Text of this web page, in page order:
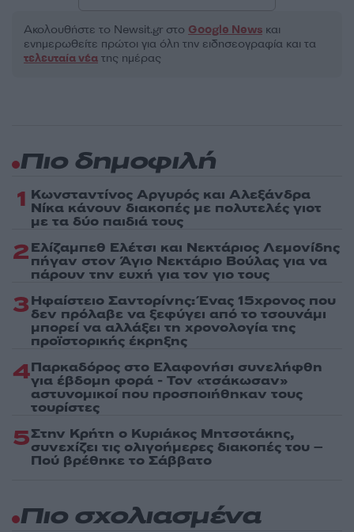
Ακολουθήστε το Νewsit.gr στο Google News και
ενημερωθείτε πρώτοι για όλη την ειδησεογραφία και τα
τελευταία νέα της ημέρας
Πιο δημοφιλή
1 Κωνσταντίνος Αργυρός και Αλεξάνδρα
Νίκα κάνουν διακοπές με πολυτελές γιοτ
με τα δύο παιδιά τους
2Ελίζαμπεθ Ελέτσι και Νεκτάριος Λεμονίδης
πήγαν στον Άγιο Νεκτάριο Βούλας για να
πάρουν την ευχή για τον γιο τους
3Ηφαίστειο Σαντορίνης: Ένας 15χρονος που
δεν πρόλαβε να ξεφύγει από το τσουνάμι
μπορεί να αλλάξει τη χρονολογία της
προϊστορικής έκρηξης
4Παρκαδόρος στο Ελαφονήσι συνελήφθη
για έβδομη φορά - Τον «τσάκωσαν»
αστυνομικοί που προσποιήθηκαν τους
τουρίστες
5Στην Κρήτη ο Κυριάκος Μητσοτάκης,
συνεχίζει τις ολιγοήμερες διακοπές του –
Πού βρέθηκε το Σάββατο
Πιο σχολιασμένα